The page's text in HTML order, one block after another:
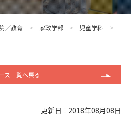
／教育 家政学部
児童学科
ス一覧へ戻る
更新日：2018年08月08日